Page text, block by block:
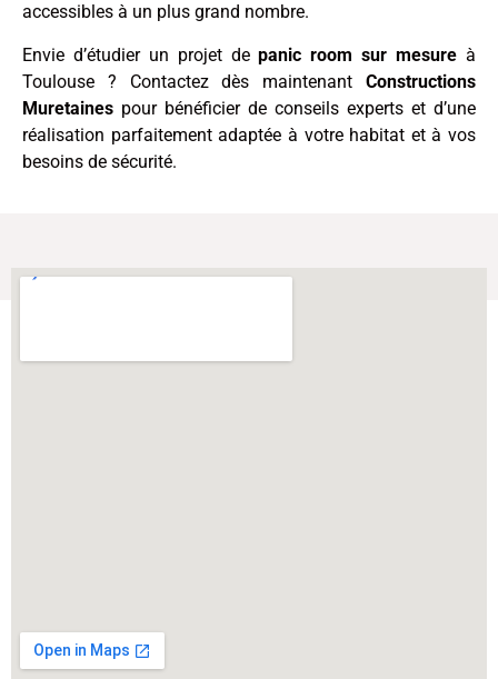
accessibles à un plus grand nombre.
Envie d’étudier un projet depanic room sur mesure à
Toulouse ? Contactez dès maintenant Constructions
Muretaines pour bénéficier de conseils experts et d’une
réalisation parfaitement adaptée à votre habitat et à vos
besoins de sécurité.